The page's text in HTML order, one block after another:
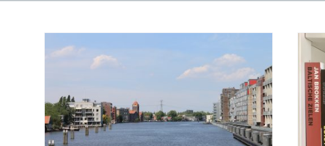
Literatuur, spiegel van de
samenleving
Geen categorie homepage Kunst & cultuur